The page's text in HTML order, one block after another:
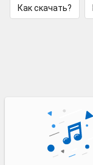
Как скачать?